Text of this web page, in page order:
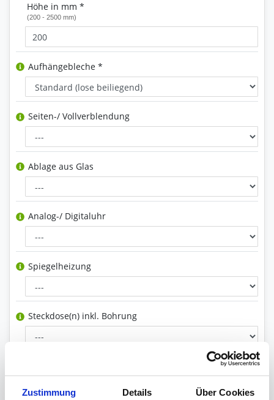
Zustimmung Details Über Cookies
Höhe in mm *
(200 - 2500 mm)
Aufhängebleche *
Seiten-/ Vollverblendung
Ablage aus Glas
Analog-/ Digitaluhr
Spiegelheizung
Steckdose(n) inkl. Bohrung